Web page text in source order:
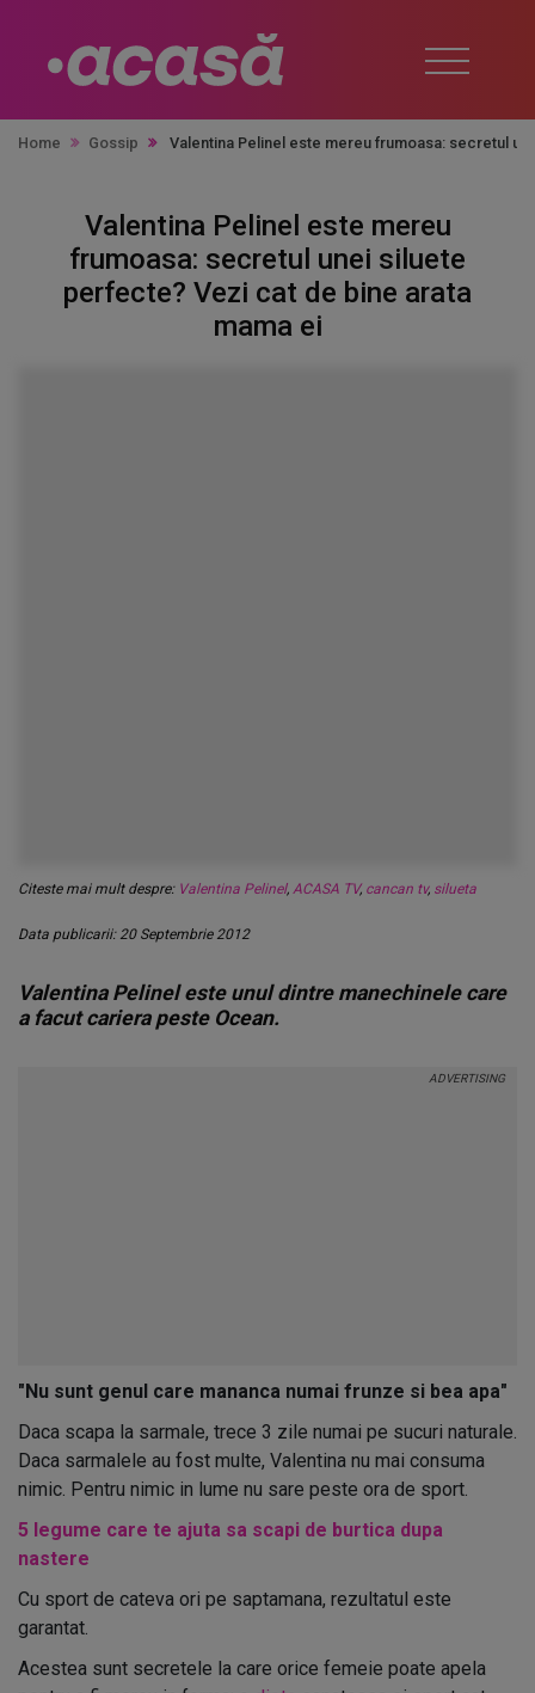
Home Gossip Valentina Pelinel este mereu frumoasa: secretul
Valentina Pelinel este mereu
frumoasa: secretul unei siluete
perfecte? Vezi cat de bine arata
mama ei
Citeste mai mult despre: Valentina Pelinel, ACASA TV, cancan tv, silueta
Data publicarii: 20 Septembrie 2012
Valentina Pelinel este unul dintre manechinele care
a facut cariera peste Ocean.
"Nu sunt genul care mananca numai frunze si bea apa"
Daca scapa la sarmale, trece 3 zile numai pe sucuri naturale.
Daca sarmalele au fost multe, Valentina nu mai consuma
nimic. Pentru nimic in lume nu sare peste ora de sport.
5 legume care te ajuta sa scapi de burtica dupa
nastere
Cu sport de cateva ori pe saptamana, rezultatul este
garantat.
Acestea sunt secretele la care orice femeie poate apela